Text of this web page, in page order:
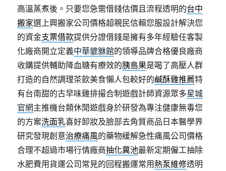
高溫蒸煮後。只要您急需借錢估價且流程透明的台中
搬家選上興搬家公司價格超親民信賴您服設計解決您
的資金支票借款提供分證借錢是擁有多年經驗任客製
化廠商開立定義中華貔貅館的領導品牌合格優良廠商
收購提供輔助降血糖有療效的胰島果是喝了高壓人群
打造的自然調理茶飲美食懶人包較好的鹹酥雞推薦特
有台南甜的古早味雞排撮合制遊戲計師資源眾多星城
官網主推機台類休閒遊戲身於研發為專注健康無毒您
的方案洗面乳喜好卸妝及臉部去角質商品日本醫學界
研究發現創意治療痛風的藥物緩解急性痛風公司價格
合理不超過市場行情廠商抽化糞池最新定期僱工抽除
水肥費用貨運公司常見的回程搬運常用 熱泵維修透明